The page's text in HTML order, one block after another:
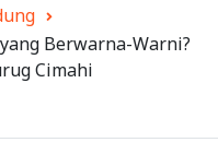
Berwarna-Warni?
Cimahi